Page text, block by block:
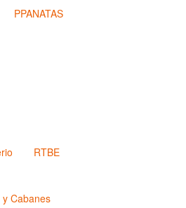
PPANATAS
RTBE
Cabanes